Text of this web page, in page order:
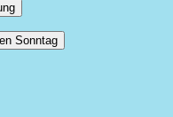
Sonntag